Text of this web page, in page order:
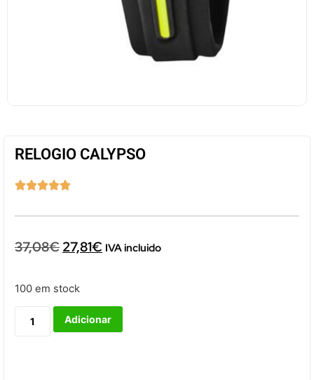
RELOGIO CALYPSO

37,08€ 27,81€ IVA incluido
100 em stock
Adicionar